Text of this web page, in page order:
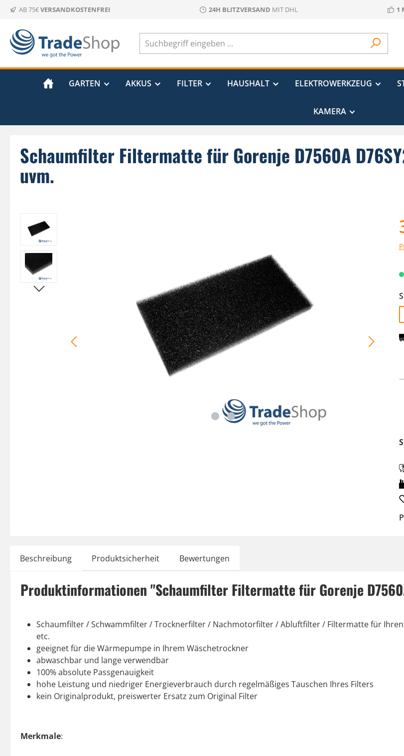
Hauptinhalt springen
Zur Suche springen
Zur Hauptnavigation springen
AB 75€VERSANDKOSTENFREI 24H BLITZVERSAND MIT DHL 1
GARTEN AKKUS FILTER HAUSHALT ELEKTROWERKZEUG
KAMERA
Schaumfilter Filtermatte für Gorenje D7560A
uvm.
Bildergalerie überspringen
Beschreibung Produktsicherheit Bewertungen
Produktinformationen "Schaumfilter Filtermatte für Gorenje
Schaumfilter / Schwammfilter / Trocknerfilter / Nachmotorfilter / Abluftfilter / Filtermatte für
etc.
geeignet für die Wärmepumpe in Ihrem Wäschetrockner
abwaschbar und lange verwendbar
100% absolute Passgenauigkeit
hohe Leistung und niedriger Energieverbrauch durch regelmäßiges Tauschen Ihres Filters
kein Originalprodukt, preiswerter Ersatz zum Original Filter
Merkmale: